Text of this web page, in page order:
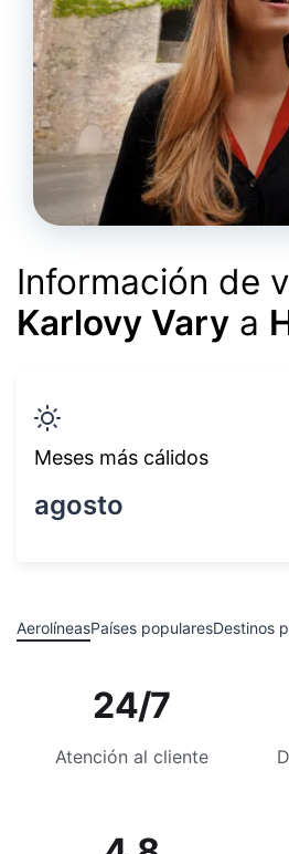
Información de
Karlovy Vary a
Meses más cálidos
agosto
AerolíneasPaíses popularesDestinos
24/7
Atención al cliente